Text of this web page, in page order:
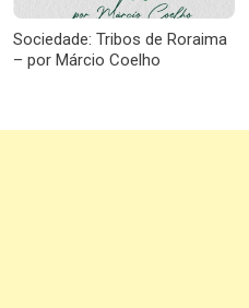
Sociedade: Tribos de Roraima
– por Márcio Coelho